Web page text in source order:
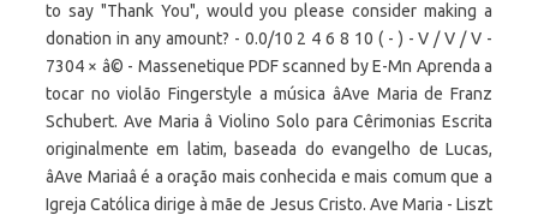
to say "Thank You", would you please consider making a
donation in any amount? - 0.0/10 2 4 6 8 10 ( - ) - V / V / V -
7304 × â© - Massenetique PDF scanned by E-Mn Aprenda a
tocar no violão Fingerstyle a música âAve Maria de Franz
Schubert. Ave Maria â Violino Solo para Cêrimonias Escrita
originalmente em latim, baseada do evangelho de Lucas,
âAve Mariaâ é a oração mais conhecida e mais comum que a
Igreja Católica dirige à mãe de Jesus Cristo. Ave Maria - Liszt